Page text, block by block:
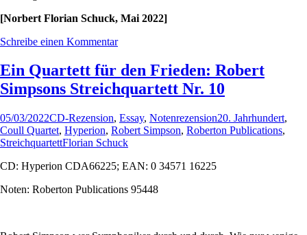
[Norbert Florian Schuck, Mai 2022]
Schreibe einen Kommentar
Ein Quartett für den Frieden: Robert
Simpsons Streichquartett Nr. 10
05/03/2022CD-Rezension, Essay, Notenrezension20. Jahrhundert,
Coull Quartet, Hyperion, Robert Simpson, Roberton Publications,
StreichquartettFlorian Schuck
CD: Hyperion CDA66225; EAN: 0 34571 16225
Noten: Roberton Publications 95448